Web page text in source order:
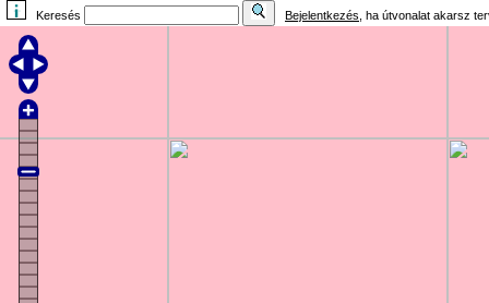
Keresés Bejelentkezés , ha útvonalat akarsz